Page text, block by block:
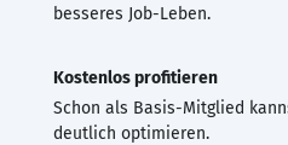
besseres Job-Leben.
Kostenlos profitieren
Schon als Basis-Mitglied
deutlich optimieren.